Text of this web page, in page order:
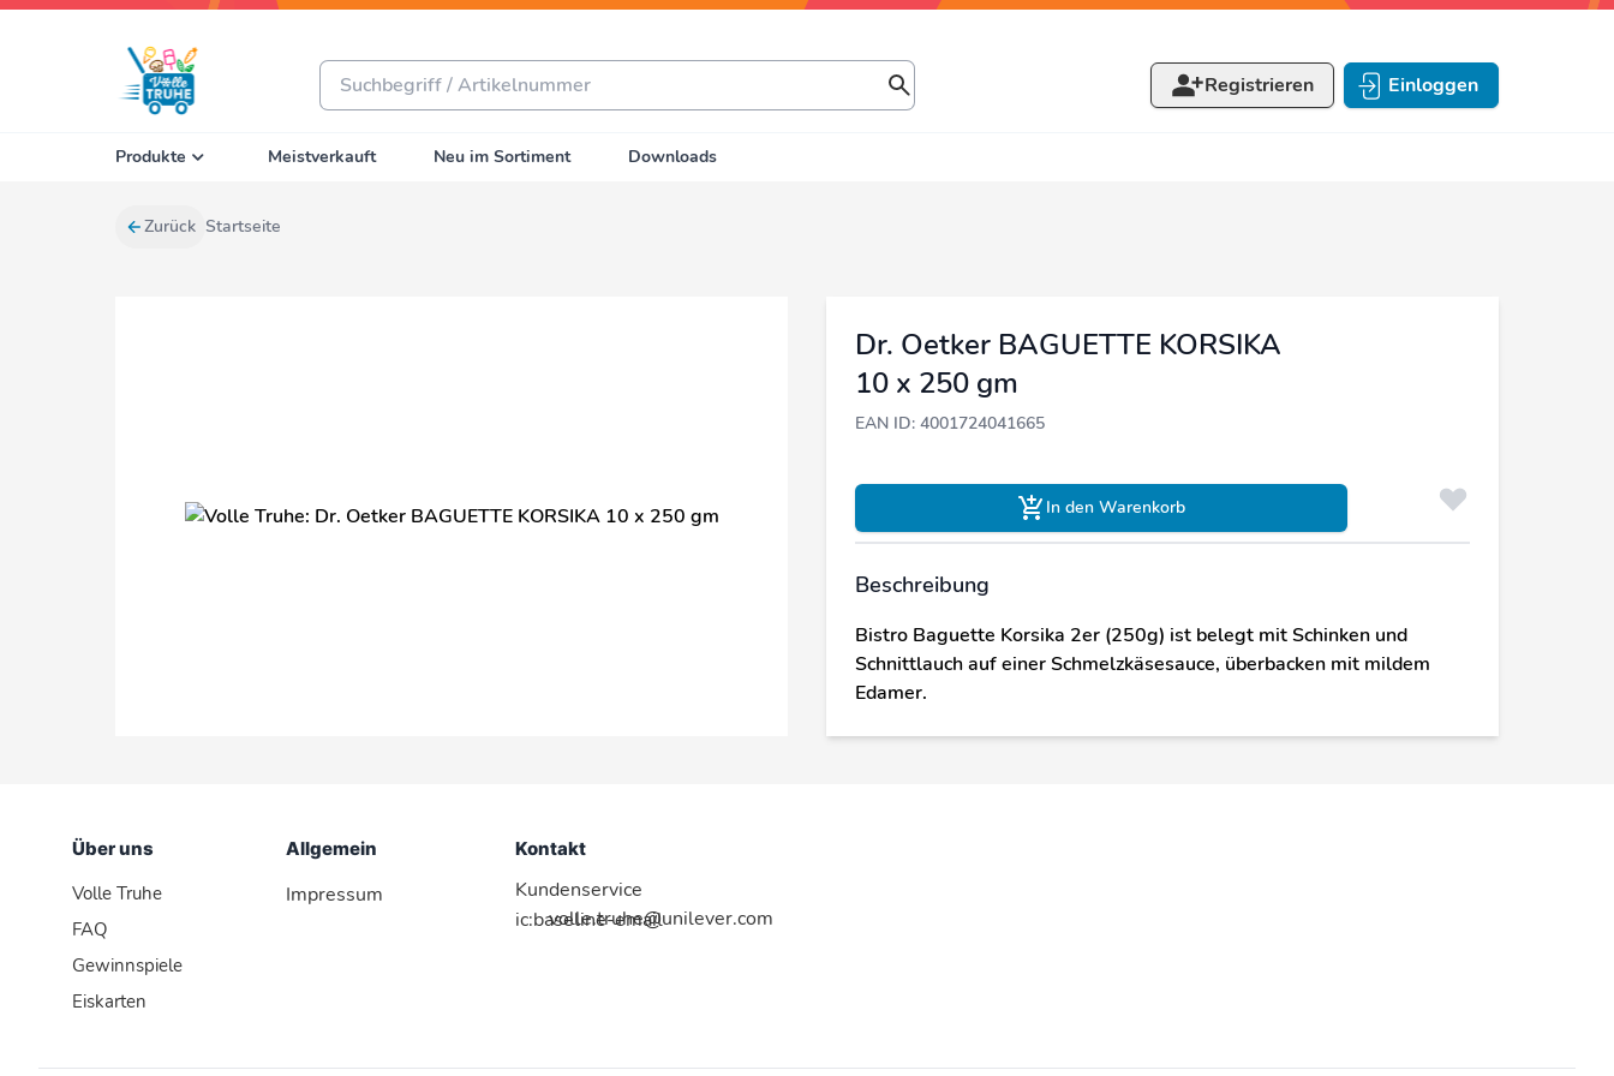
Registrieren Einloggen
Produkte Meistverkauft Neu im Sortiment Downloads
Zurück Startseite
Dr. Oetker BAGUETTE KORSIKA
10 x 250 gm
EAN ID: 4001724041665
In den Warenkorb
Beschreibung
Bistro Baguette Korsika 2er (250g) ist belegt mit Schinken und
Schnittlauch auf einer Schmelzkäsesauce, überbacken mit mildem
Edamer.
Über uns
Volle Truhe
FAQ
Gewinnspiele
Eiskarten
Allgemein
Impressum
Kontakt
Kundenservice
ic:baseline-email
volle.truhe@unilever.com